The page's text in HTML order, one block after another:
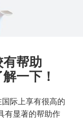
帮助
一下！
际上享有很高的
有显著的帮助作